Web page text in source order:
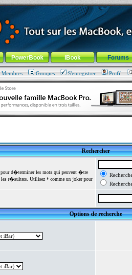
-Aller au menu de la rubrique
PowerBook iBook Forums
Membres Groupes S'enregistrer Profil
Rechercher
pour d�terminer les mots qui peuvent �tre
r�sultats. Utilisez * comme un joker pour
Options de recherche